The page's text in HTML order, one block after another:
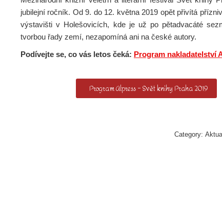
jubilejní ročník. Od 9. do 12. května 2019 opět přivítá
výstavišti v Holešovicích, kde je už po pětadvacáté
tvorbou řady zemí, nezapomíná ani na české autory.
Podívejte se, co vás letos čeká: Program nakladatelství
Program Alpress – Svět knihy Praha 2019
Category: